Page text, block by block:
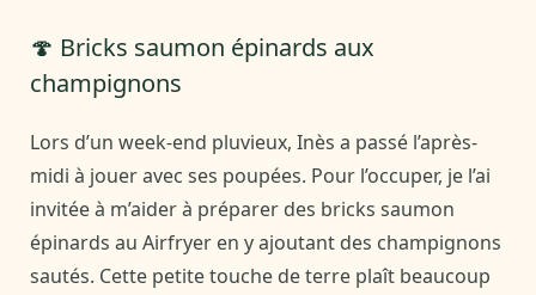
🍄 Bricks saumon épinards aux
champignons
Lors d’un week-end pluvieux, Inès a passé l’après-
midi à jouer avec ses poupées. Pour l’occuper, je l’ai
invitée à m’aider à préparer des bricks saumon
épinards au Airfryer en y ajoutant des champignons
sautés. Cette petite touche de terre plaît beaucoup